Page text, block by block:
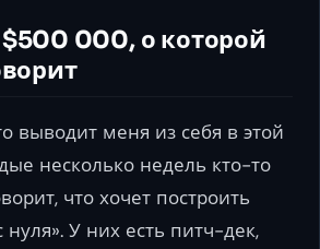
000, о которой
выводит меня из себя в этой
несколько недель кто-то
что хочет построить
нуля». У них есть питч-дек,